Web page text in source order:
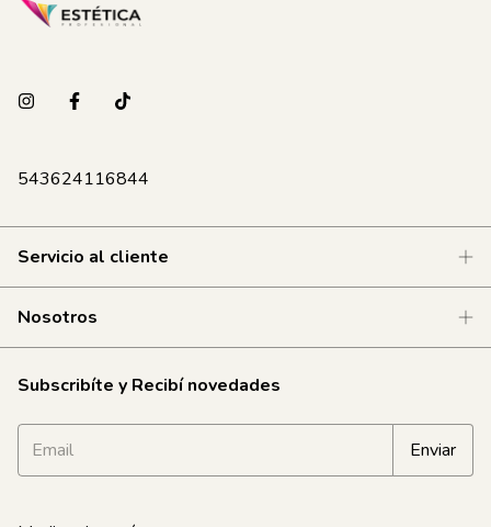
543624116844
Servicio al cliente
Nosotros
Subscribíte y Recibí novedades